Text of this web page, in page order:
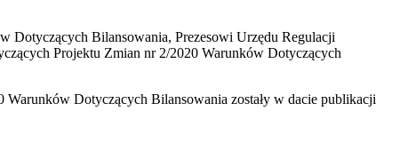
Dotyczących Bilansowania, Prezesowi Urzędu Regulacji
Projektu Zmian nr 2/2020 Warunków Dotyczących
Dotyczących Bilansowania zostały w dacie publikacji